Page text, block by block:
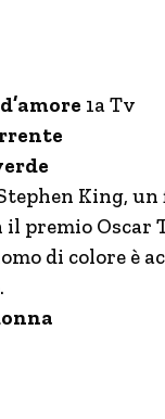
1a Tv
King,
premio Oscar
di colore è